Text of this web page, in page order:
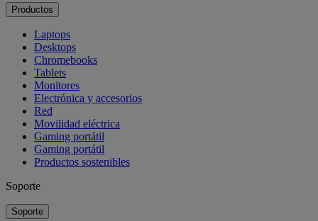
Productos
Laptops
Desktops
Chromebooks
Tablets
Monitores
Electrónica y accesorios
Red
Movilidad eléctrica
Gaming portátil
Gaming portátil
Productos sostenibles
Soporte
Soporte